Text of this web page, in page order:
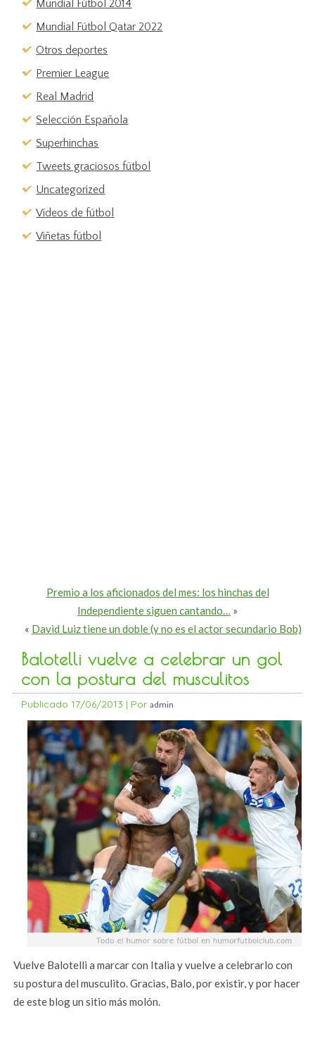
Mundial Fútbol 2014
Mundial Fútbol Qatar 2022
Otros deportes
Premier League
Real Madrid
Selección Española
Superhinchas
Tweets graciosos fútbol
Uncategorized
Vídeos de fútbol
Viñetas fútbol
Premio a los aficionados del mes: los hinchas del
Independiente siguen cantando… »
« David Luiz tiene un doble (y no es el actor secundario Bob)
Balotelli vuelve a celebrar un gol
con la postura del musculitos
Publicado 17/06/2013 | Por admin
Vuelve Balotelli a marcar con Italia y vuelve a celebrarlo con
su postura del musculito. Gracias, Balo, por existir, y por hacer
de este blog un sitio más molón.